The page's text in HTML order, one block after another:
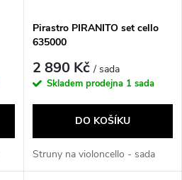
Pirastro PIRANITO set cello
635000
2 890 Kč/ sada
Skladem prodejna 1 sada
DO KOŠÍKU
Struny na violoncello - sada